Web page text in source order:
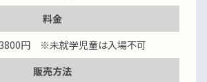
料金
円 ※未就学児童は入場不可
販売方法